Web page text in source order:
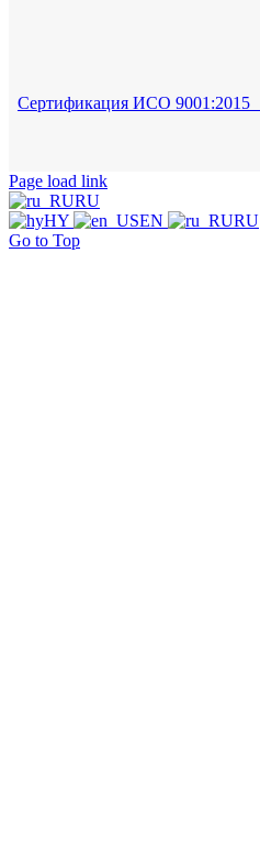
Сертификация ИСО 9001:2015
Page load link
RU
HY
EN
RU
Go to Top